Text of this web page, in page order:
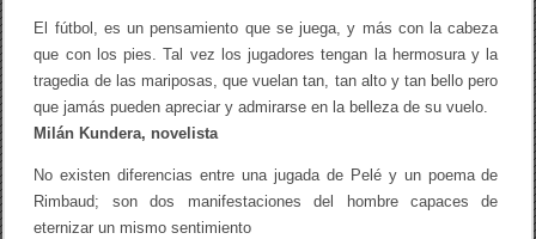
El fútbol, es un pensamiento que se juega, y más con la cabeza
que con los pies. Tal vez los jugadores tengan la hermosura y la
tragedia de las mariposas, que vuelan tan, tan alto y tan bello pero
que jamás pueden apreciar y admirarse en la belleza de su vuelo.
Milán Kundera, novelista
No existen diferencias entre una jugada de Pelé y un poema de
Rimbaud; son dos manifestaciones del hombre capaces de
eternizar un mismo sentimiento